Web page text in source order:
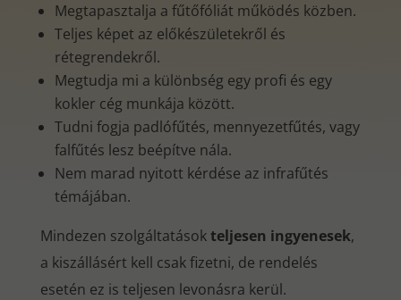
Megtapasztalja a fűtőfóliát működés közben.
Teljes képet az előkészületekről és
rétegrendekről.
Megtudja mi a különbség egy profi és egy
kokler cég munkája között.
Tudni fogja padlófűtés, mennyezetfűtés, vagy
falfűtés lesz beépítve nála.
Nem marad nyitott kérdése az infrafűtés
témájában.
Mindezen szolgáltatásokteljesen ingyenesek,
a kiszállásért kell csak fizetni, de rendelés
esetén ez is teljesen levonásra kerül.